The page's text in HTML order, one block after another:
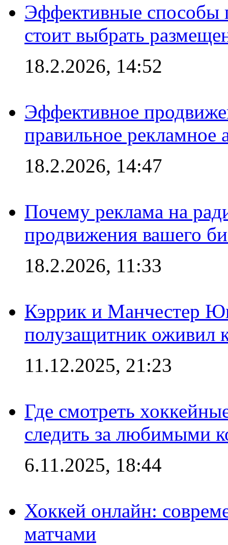
Эффективные способы
стоит выбрать
18.2.2026, 14:52
Эффективное
правильное рекламное
18.2.2026, 14:47
Почему реклама на
продвижения вашего
18.2.2026, 11:33
Кэррик и Манчестер
полузащитник оживил
11.12.2025, 21:23
Где смотреть
следить за любимыми
6.11.2025, 18:44
Хоккей онлайн:
матчами